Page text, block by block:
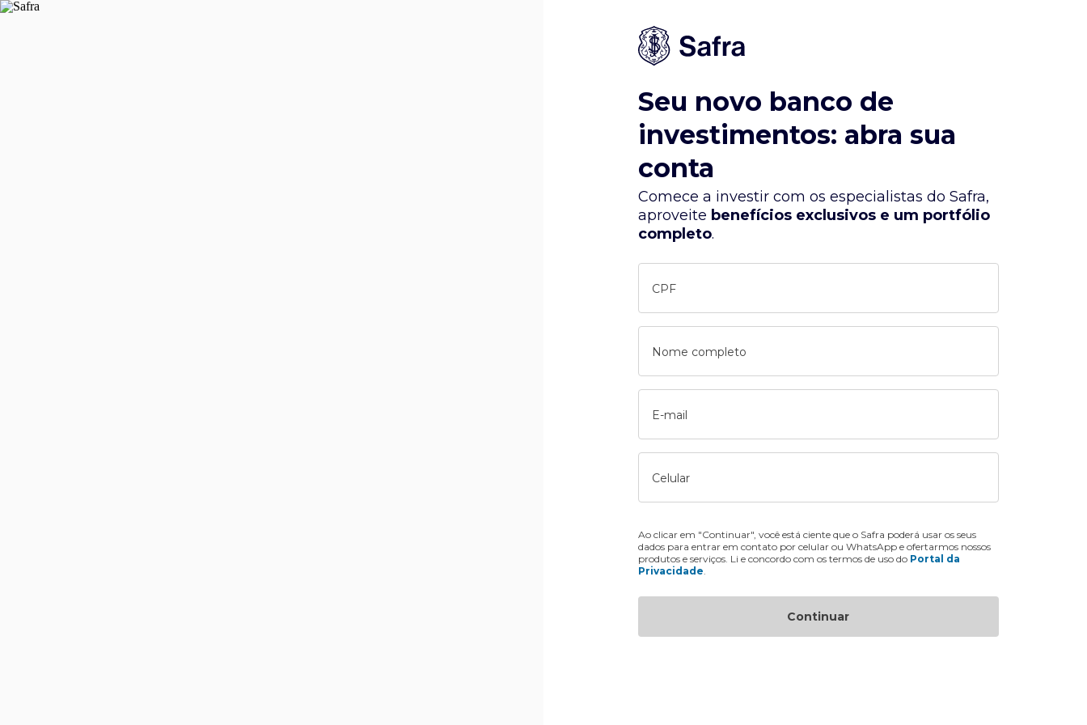
Seu novo banco de
investimentos: abra sua
conta
Comece a investir com os especialistas do Safra,
aproveite benefícios exclusivos e um portfólio
completo.
CPF
Nome completo
E-mail
Celular
Ao clicar em "Continuar", você está ciente que o Safra poderá usar os seus
dados para entrar em contato por celular ou WhatsApp e ofertarmos nossos
produtos e serviços. Li e concordo com os termos de uso do Portal da
Privacidade
Continuar